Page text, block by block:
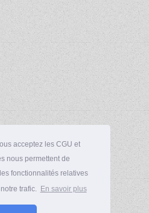
acceptez les CGU et
nous permettent de
fonctionnalités relatives
trafic. En savoir plus